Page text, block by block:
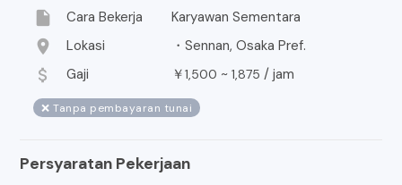
insert_drive_file Cara Bekerja Karyawan Sementara
location_on Lokasi ・Sennan, Osaka Pref.
attach_money Gaji ￥1,500 ~ 1,875 / jam
❌ Tanpa pembayaran tunai
Persyaratan Pekerjaan